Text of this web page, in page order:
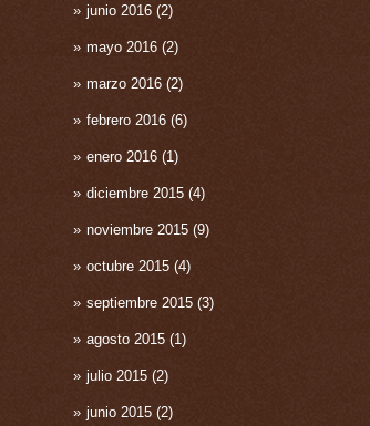
junio 2016 (2)
mayo 2016 (2)
marzo 2016 (2)
febrero 2016 (6)
enero 2016 (1)
diciembre 2015 (4)
noviembre 2015 (9)
octubre 2015 (4)
septiembre 2015 (3)
agosto 2015 (1)
julio 2015 (2)
junio 2015 (2)